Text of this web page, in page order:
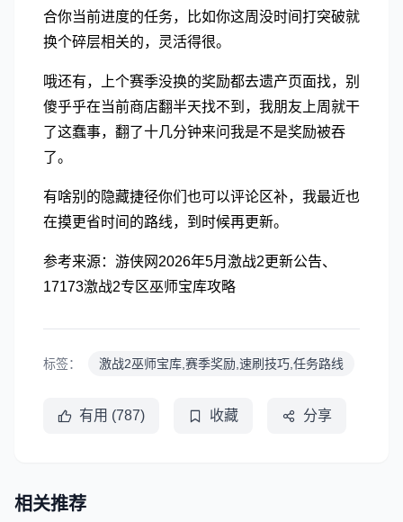
合你当前进度的任务，比如你这周没时间打突破就
换个碎层相关的，灵活得很。
哦还有，上个赛季没换的奖励都去遗产页面找，别
傻乎乎在当前商店翻半天找不到，我朋友上周就干
了这蠢事，翻了十几分钟来问我是不是奖励被吞
了。
有啥别的隐藏捷径你们也可以评论区补，我最近也
在摸更省时间的路线，到时候再更新。
参考来源：游侠网2026年5月激战2更新公告、
17173激战2专区巫师宝库攻略
标签： 激战2巫师宝库,赛季奖励,速刷技巧,任务路线
有用 (787) 收藏 分享
相关推荐